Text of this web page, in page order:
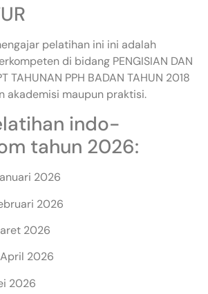
pelatihan ini ini adalah
di bidang PENGISIAN DAN
TAHUNAN PPH BADAN TAHUN 2018
akademisi maupun praktisi.
indo-
tahun 2026:
2026
2026
2026
2026
2026